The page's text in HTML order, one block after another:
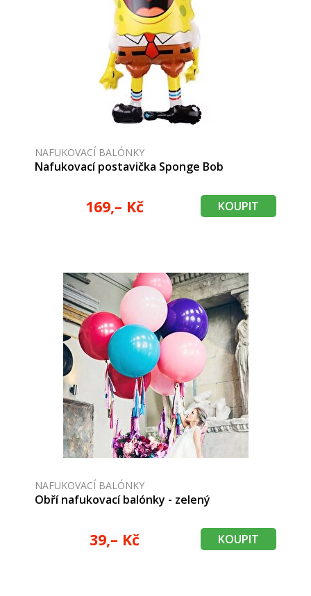
NAFUKOVACÍ BALÓNKY
Nafukovací postavička Sponge Bob
169,– Kč KOUPIT
NAFUKOVACÍ BALÓNKY
Obří nafukovací balónky - zelený
39,– Kč KOUPIT